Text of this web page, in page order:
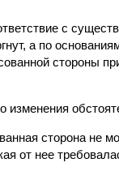
с
а по
стороны
изменения
сторона не
от нее